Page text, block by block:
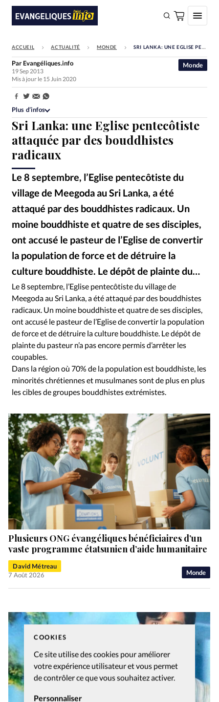
COOKIES
Ce site utilise des cookies pour améliorer
votre expérience utilisateur et vous permet
de contrôler ce que vous souhaitez activer.
Personnaliser
FAIRE UN DON
Faire un don
Société
Monde
Bible
Toute l'actualité
Se connecter
Devise:
RUBRIQUES
Eglises
Histoire Laicité
Liberté religieuse
Mission
Monde People Politique
Religions
Société
ACCUEIL ACTUALITÉ MONDE SRI LANKA: UNE EGLISE PENTECÔTISTE ATTAQUÉE PAR DES BOUDDHISTES RADICAUX
Sri Lanka: une Eglise pentecôtiste
attaquée par des bouddhistes
radicaux
Le 8 septembre, l’Eglise pentecôtiste du
village de Meegoda au Sri Lanka, a été
attaqué par des bouddhistes radicaux. Un
moine bouddhiste et quatre de ses disciples,
ont accusé le pasteur de l’Eglise de convertir
la population de force et de détruire la
culture bouddhiste. Le dépôt de plainte du…
Monde
Par Evangéliques.info
19 Sep 2013
Mis à jour le 15 Juin 2020
Partager:
Plus d’infos
Le 8 septembre, l’Eglise pentecôtiste du village de
Meegoda au Sri Lanka, a été attaqué par des bouddhistes
radicaux. Un moine bouddhiste et quatre de ses disciples,
ont accusé le pasteur de l’Eglise de convertir la population
de force et de détruire la culture bouddhiste. Le dépôt de
plainte du pasteur n’a pas encore permis d’arrêter les
coupables.
Dans la région où 70% de la population est bouddhiste, les
minorités chrétiennes et musulmanes sont de plus en plus
les cibles de groupes bouddhistes extrémistes.
Monde
Plusieurs ONG évangéliques bénéficiaires d’un
vaste programme étatsunien d’aide humanitaire
David Métreau
7 Août 2026